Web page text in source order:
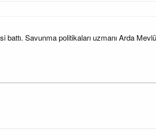
Savunma politikaları uzmanı Arda